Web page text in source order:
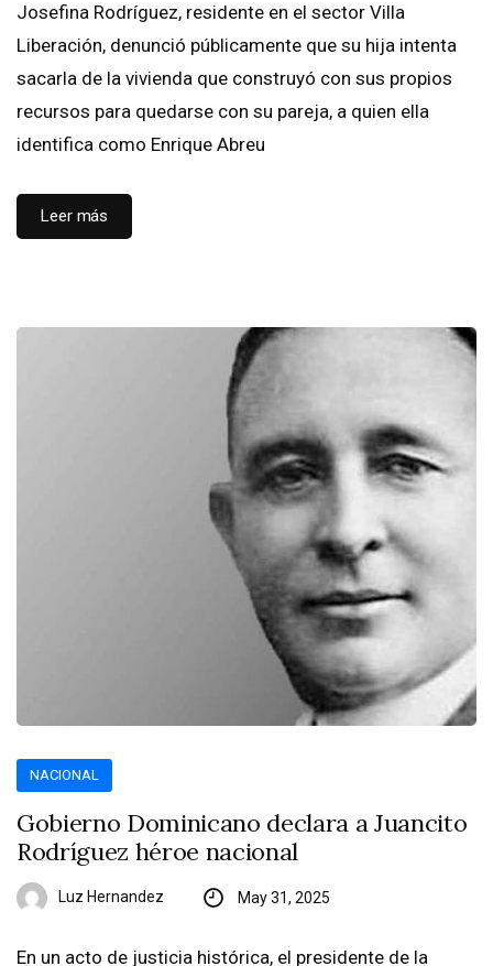
Josefina Rodríguez, residente en el sector Villa
Liberación, denunció públicamente que su hija intenta
sacarla de la vivienda que construyó con sus propios
recursos para quedarse con su pareja, a quien ella
identifica como Enrique Abreu
Leer más
NACIONAL
Gobierno Dominicano declara a Juancito
Rodríguez héroe nacional
Luz Hernandez May 31, 2025
En un acto de justicia histórica, el presidente de la